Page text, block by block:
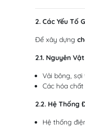
2. Các Yếu Tố
Để xây dựng
2.1. Nguyên
Vải bông,
Các hóa
2.2. Hệ Thống
Hệ thống